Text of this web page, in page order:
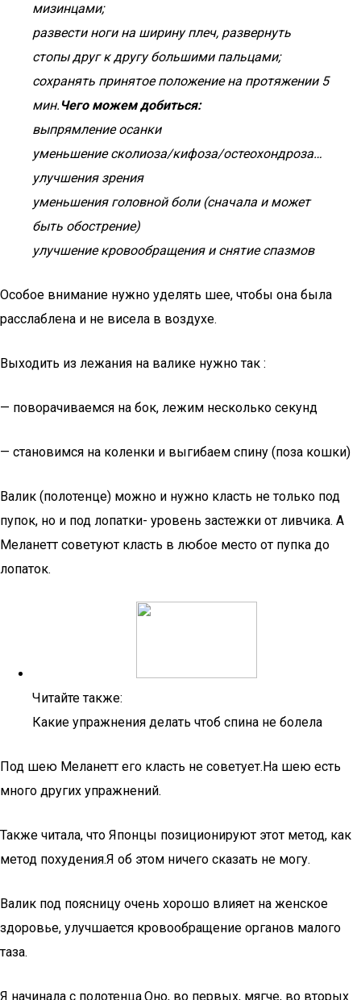
мизинцами;
развести ноги на ширину плеч, развернуть
стопы друг к другу большими пальцами;
сохранять принятое положение на протяжении 5
мин. Чего можем добиться:
выпрямление осанки
уменьшение сколиоза/кифоза/остеохондроза…
улучшения зрения
уменьшения головной боли (сначала и может
быть обострение)
улучшение кровообращения и снятие спазмов
Особое внимание нужно уделять шее, чтобы она была
расслаблена и не висела в воздухе.
Выходить из лежания на валике нужно так :
— поворачиваемся на бок, лежим несколько секунд
— становимся на коленки и выгибаем спину (поза кошки)
Валик (полотенце) можно и нужно класть не только под
пупок, но и под лопатки- уровень застежки от ливчика. А
Меланетт советуют класть в любое место от пупка до
лопаток.
Читайте также:
Какие упражнения делать чтоб спина не болела
Под шею Меланетт его класть не советует.На шею есть
много других упражнений.
Также читала, что Японцы позиционируют этот метод, как
метод похудения.Я об этом ничего сказать не могу.
Валик под поясницу очень хорошо влияет на женское
здоровье, улучшается кровообращение органов малого
таза.
Я начинала с полотенца.Оно, во первых, мягче, во вторых